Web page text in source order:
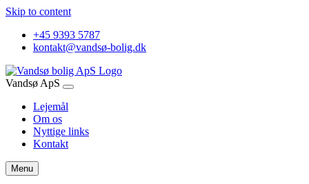
Skip to content
+45 9393 5787
kontakt@vandsø-bolig.dk
Vandsø ApS
Lejemål
Om os
Nyttige links
Kontakt
Menu